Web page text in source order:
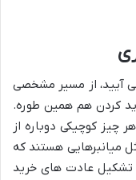
آیید، از مسیر مشخصی
کردن هم همین طوره.
چیز کوچیکی دوباره از
میانبرهایی هستند که
تشکیل عادت های خرید